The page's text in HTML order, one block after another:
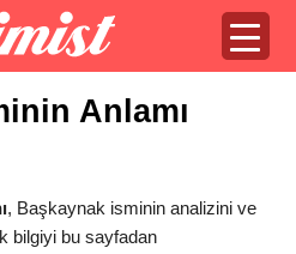
Anlamı
, Başkaynak isminin analizini ve
bilgiyi bu sayfadan